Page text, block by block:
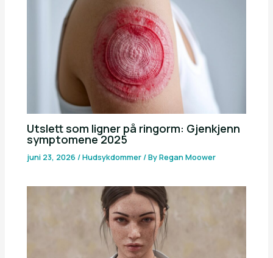
Utslett som ligner på ringorm: Gjenkjenn
symptomene 2025
juni 23, 2026 /Hudsykdommer / ByRegan Moower